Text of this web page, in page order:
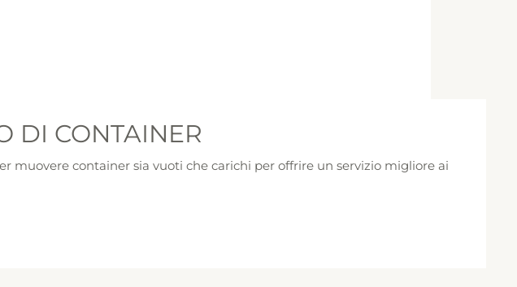
DI CONTAINER
muovere container sia vuoti che carichi per offrire un servizio migliore ai